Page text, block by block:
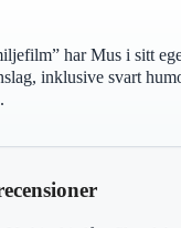
har Mus i sitt
inklusive svart